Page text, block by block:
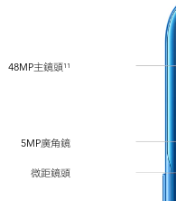
48MP主鏡頭11
5MP廣角鏡
微距鏡頭